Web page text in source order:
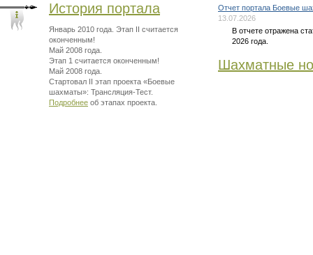
История портала
Январь 2010 года. Этап II считается
оконченным!
Май 2008 года.
Этап 1 считается оконченным!
Май 2008 года.
Стартовал II этап проекта «Боевые
шахматы»: Трансляция-Тест.
Подробнее об этапах проекта.
Отчет портала Боевые
13.07.2026
В отчете отражена
2026 года.
Шахматные